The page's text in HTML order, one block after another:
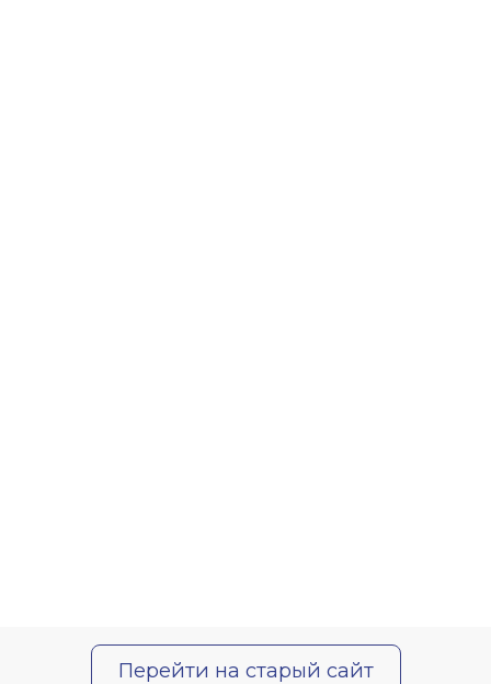
Перейти на старый сайт